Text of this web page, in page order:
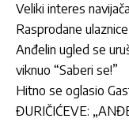
Veliki interes
Rasprodane
Anđelin ugled se
viknuo “Saberi se!”
Hitno se oglasio
ĐURIČIĆEVE: